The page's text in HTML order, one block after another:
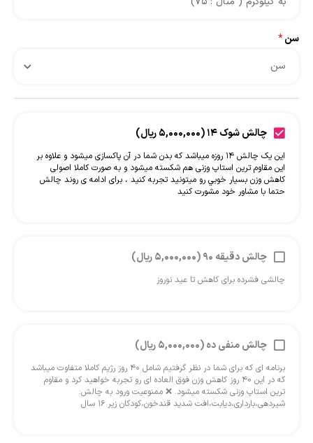
سن*
سن
چالش شوک 14 (5,000,000 ریال)
این یک چالش ۱۴ روزه میباشد که بدن شما در آن پاکسازی میشود و علاوه بر
این مقاوم ترین استاپ وزنی هم شکسته میشود و به صورت کاملا اصولی
کاهش وزن بسيار خوبي رو میتونید تجربه کنید ، برای ادامه ی روند چالش
حتما با مشاور خود مشورت کنید
چالش دقیقه 90 (5,000,000 ریال)
چالشی فشرده برای کاهش تا عید نوروز
چالش منفی ده (5,000,000 ریال)
برنامه ای که برای شما در نظر گرفتیم شامل ۴۰ روز رژیم کاملا متفاوت میباشد
که در این ۴۰ روز کاهش وزن فوق العاده ای رو تجربه خواهید کرد و مقاوم
ترین استاپ وزنی شکسته میشود. ❌ ممنوعیت ورود به چالش:
شیردهی،بارداری،دیابت،افت شدید قندخون،کودکان زیر ۱۶ سال